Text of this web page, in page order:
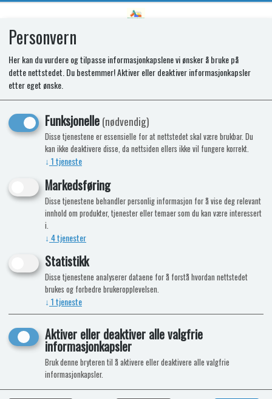
SR OVERLAY PIEZO 486
Personvern
Her kan du vurdere og tilpasse informasjonkapslene vi ønsker å bruke på
dette nettstedet. Du bestemmer! Aktiver eller deaktiver informasjonkapsler
etter eget ønske.
Funksjonelle(nødvendig)
Disse tjenestene er essensielle for at nettstedet skal være brukbar. Du
kan ikke deaktivere disse, da nettsiden ellers ikke vil fungere korrekt.
↓ 1tjeneste
Markedsføring
Disse tjenestene behandler personlig informasjon for å vise deg relevant
innhold om produkter, tjenester eller temaer som du kan være interessert
i.
↓ 4tjenester
Statistikk
Disse tjenestene analyserer dataene for å forstå hvordan nettstedet
brukes og forbedre brukeropplevelsen.
↓ 1tjeneste
Aktiver eller deaktiver alle valgfrie
informasjonkapsler
Bruk denne bryteren til å aktivere eller deaktivere alle valgfrie
informasjonkapsler.